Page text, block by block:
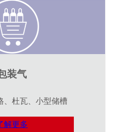
装气
、杜瓦、小型储槽
解更多